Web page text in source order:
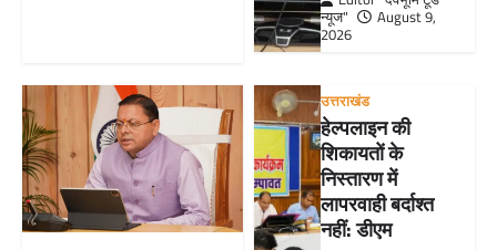
न्यूज"
August 9,
2026
उत्तराखंड
हेल्पलाइन की
शिकायतों के
निस्तारण में
लापरवाही बर्दाश्त
नहीं: डीएम